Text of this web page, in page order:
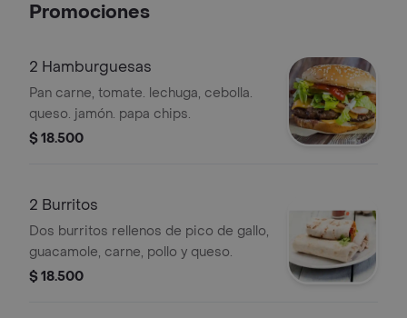
Promociones
2 Hamburguesas
Pan carne, tomate. lechuga, cebolla.
queso. jamón. papa chips.
$ 18.500
2 Burritos
Dos burritos rellenos de pico de gallo,
guacamole, carne, pollo y queso.
$ 18.500